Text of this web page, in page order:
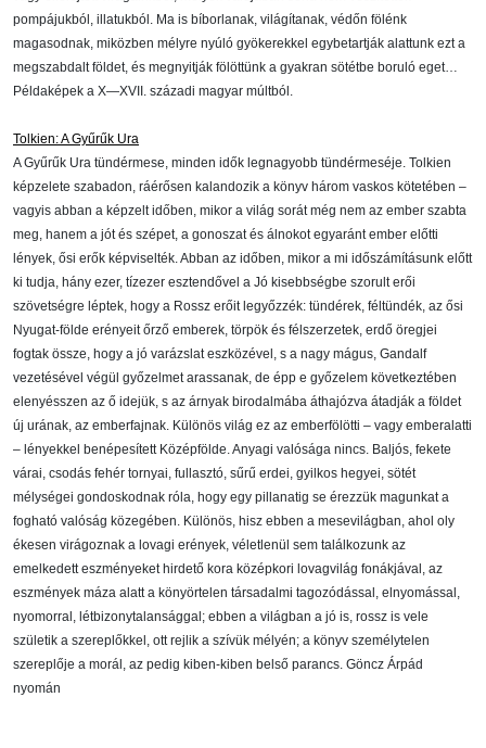
pompájukból, illatukból. Ma is bíborlanak, világítanak, védőn fölénk
magasodnak, miközben mélyre nyúló gyökerekkel egybetartják alattunk ezt a
megszabdalt földet, és megnyitják fölöttünk a gyakran sötétbe boruló eget…
Példaképek a X—XVII. századi magyar múltból.
Tolkien: A Gyűrűk Ura
A Gyűrűk Ura tündérmese, minden idők legnagyobb tündérmeséje. Tolkien
képzelete szabadon, ráérősen kalandozik a könyv három vaskos kötetében –
vagyis abban a képzelt időben, mikor a világ sorát még nem az ember szabta
meg, hanem a jót és szépet, a gonoszat és álnokot egyaránt ember előtti
lények, ősi erők képviselték. Abban az időben, mikor a mi időszámításunk előtt
ki tudja, hány ezer, tízezer esztendővel a Jó kisebbségbe szorult erői
szövetségre léptek, hogy a Rossz erőit legyőzzék: tündérek, féltündék, az ősi
Nyugat-földe erényeit őrző emberek, törpök és félszerzetek, erdő öregjei
fogtak össze, hogy a jó varázslat eszközével, s a nagy mágus, Gandalf
vezetésével végül győzelmet arassanak, de épp e győzelem következtében
elenyésszen az ő idejük, s az árnyak birodalmába áthajózva átadják a földet
új urának, az emberfajnak. Különös világ ez az emberfölötti – vagy emberalatti
– lényekkel benépesített Középfölde. Anyagi valósága nincs. Baljós, fekete
várai, csodás fehér tornyai, fullasztó, sűrű erdei, gyilkos hegyei, sötét
mélységei gondoskodnak róla, hogy egy pillanatig se érezzük magunkat a
fogható valóság közegében. Különös, hisz ebben a mesevilágban, ahol oly
ékesen virágoznak a lovagi erények, véletlenül sem találkozunk az
emelkedett eszményeket hirdető kora középkori lovagvilág fonákjával, az
eszmények máza alatt a könyörtelen társadalmi tagozódással, elnyomással,
nyomorral, létbizonytalansággal; ebben a világban a jó is, rossz is vele
születik a szereplőkkel, ott rejlik a szívük mélyén; a könyv személytelen
szereplője a morál, az pedig kiben-kiben belső parancs. Göncz Árpád
nyomán